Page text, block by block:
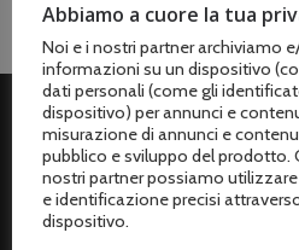
ASSISTENZA
Spedizioni
Abbiamo a cuore la tua
Noi e i nostri partner archiviamo
informazioni su un dispositivo
dati personali (come gli
dispositivo) per annunci e
misurazione di annunci e
pubblico e sviluppo del prodotto.
nostri partner possiamo
e identificazione precisi
dispositivo.